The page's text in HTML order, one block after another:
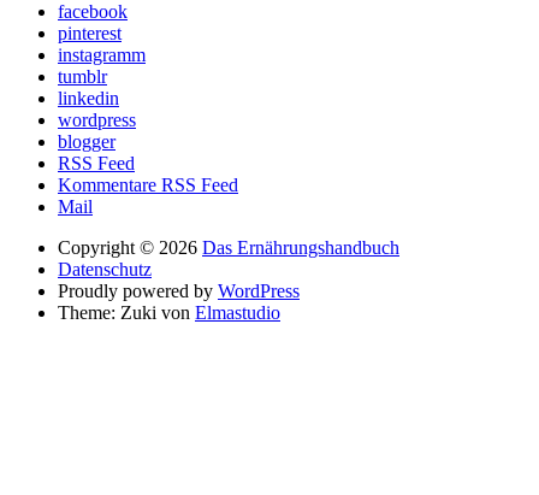
facebook
pinterest
instagramm
tumblr
linkedin
wordpress
blogger
RSS Feed
Kommentare RSS Feed
Mail
Copyright © 2026 Das Ernährungshandbuch
Datenschutz
Proudly powered by WordPress
Theme: Zuki von Elmastudio